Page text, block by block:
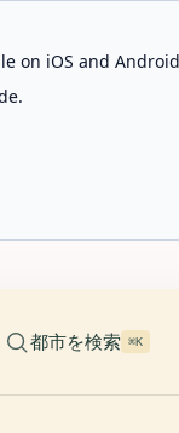
on iOS and
都市を検索 ⌘K